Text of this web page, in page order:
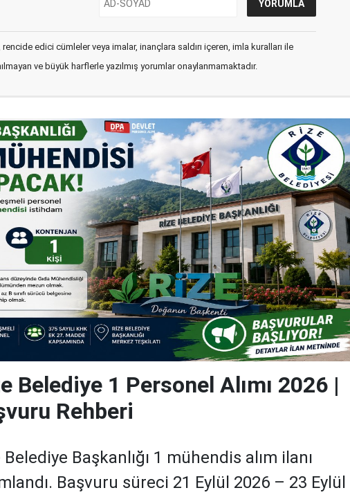
edici cümleler veya imalar, inançlara saldırı içeren, imla kuralları ile
ve büyük harflerle yazılmış yorumlar onaylanmamaktadır.
Belediye 1 Personel Alımı 2026 |
Rehberi
Belediye Başkanlığı 1 mühendis alım ilanı
Başvuru süreci 21 Eylül 2026 – 23 Eylül